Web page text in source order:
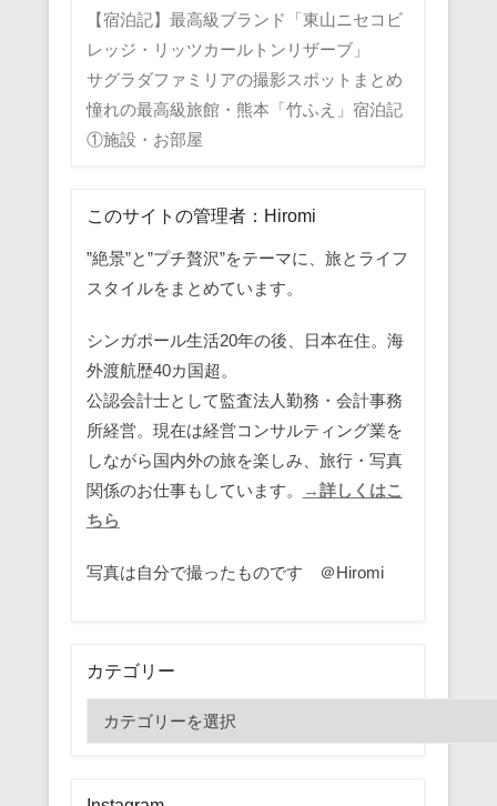
【宿泊記】最高級ブランド「東山ニセコビ
レッジ・リッツカールトンリザーブ」
サグラダファミリアの撮影スポットまとめ
憧れの最高級旅館・熊本「竹ふえ」宿泊記
①施設・お部屋
このサイトの管理者：Hiromi
”絶景”と”プチ贅沢”をテーマに、旅とライフ
スタイルをまとめています。
シンガポール生活20年の後、日本在住。海
外渡航歴40カ国超。
公認会計士として監査法人勤務・会計事務
所経営。現在は経営コンサルティング業を
しながら国内外の旅を楽しみ、旅行・写真
関係のお仕事もしています。
→詳しくはこ
ちら
写真は自分で撮ったものです ＠Hiromi
カテゴリー
テ
リ